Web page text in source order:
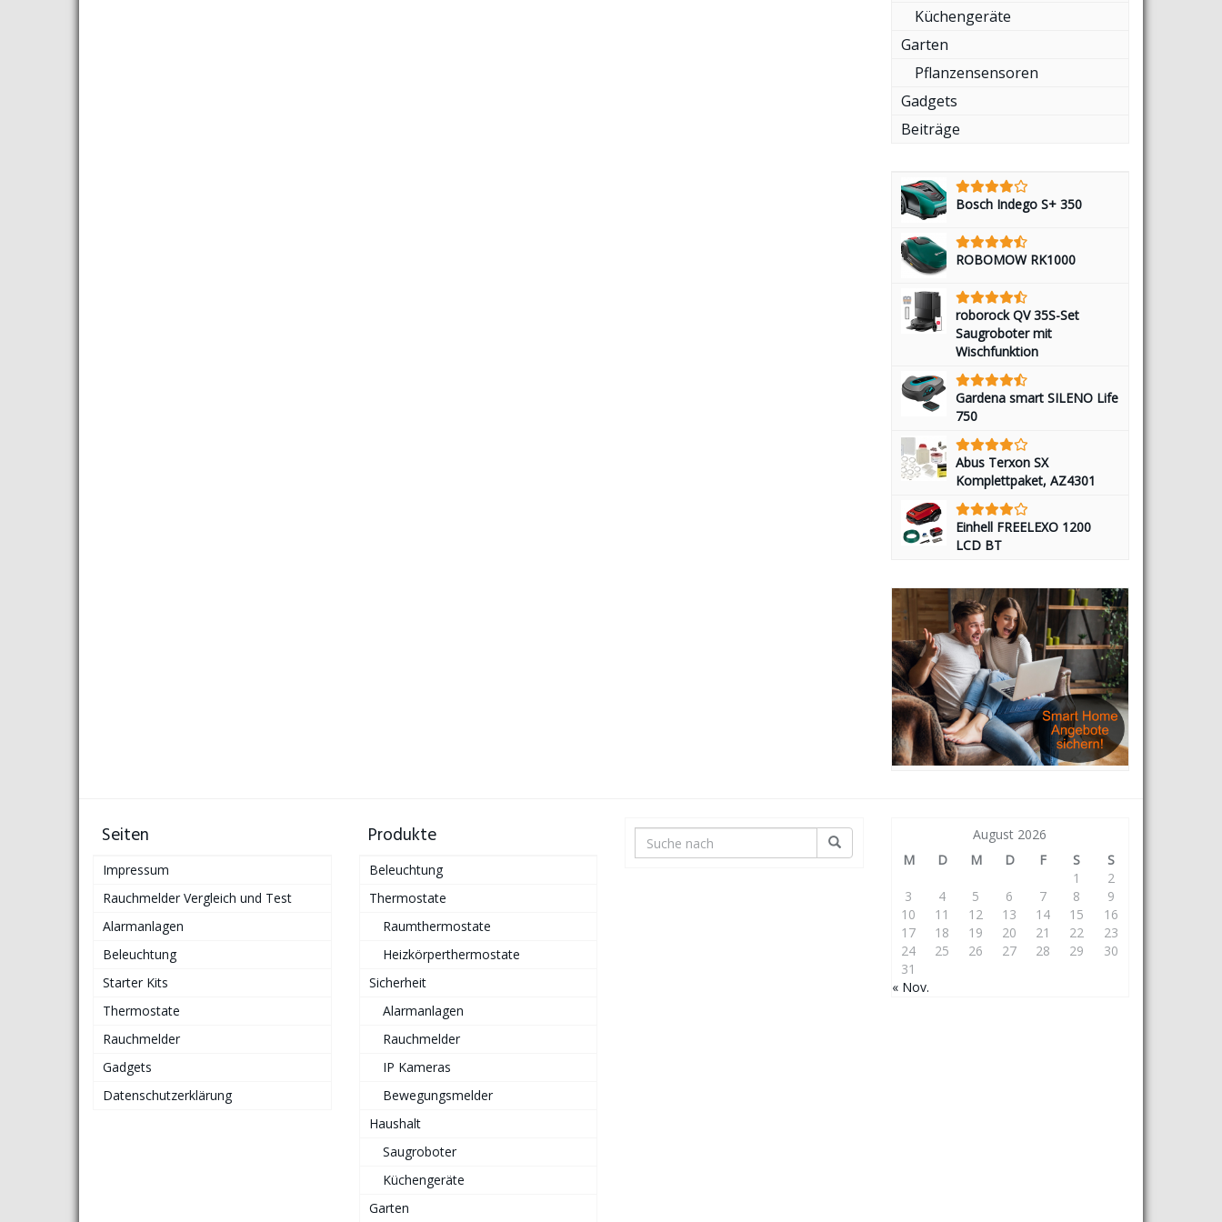
Küchengeräte
Garten
Pflanzensensoren
Gadgets
Beiträge
Bosch Indego S+ 350
ROBOMOW RK1000
roborock QV 35S-Set
Saugroboter mit
Wischfunktion
Gardena smart SILENO Life
750
Abus Terxon SX
Komplettpaket, AZ4301
Einhell FREELEXO 1200
LCD BT
Seiten
Impressum
Rauchmelder Vergleich und Test
Alarmanlagen
Beleuchtung
Starter Kits
Thermostate
Rauchmelder
Gadgets
Datenschutzerklärung
Produkte
Beleuchtung
Thermostate
Raumthermostate
Heizkörperthermostate
Sicherheit
Alarmanlagen
Rauchmelder
IP Kameras
Bewegungsmelder
Haushalt
Saugroboter
Küchengeräte
Garten
August 2026
M
D M D F S
S
1
2
3
4 5 6 7 8
9
10
11 12 13 14 15
16
17
18 19 20 21 22
23
24
25 26 27 28 29
30
31
« Nov.